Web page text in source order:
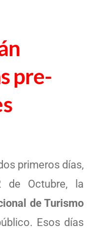
pre-
primeros días,
de Octubre, la
de Turismo
Esos días